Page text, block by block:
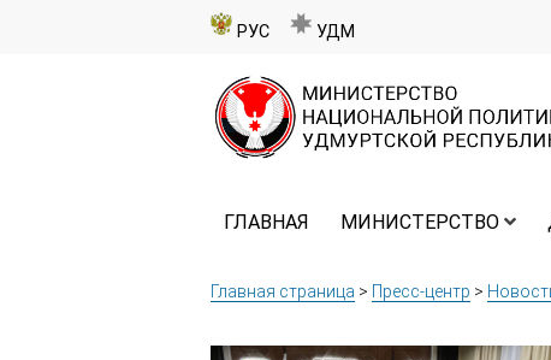
РУС УДМ
ГЛАВНАЯ МИНИСТЕРСТВО
Главная страница > Пресс-центр >